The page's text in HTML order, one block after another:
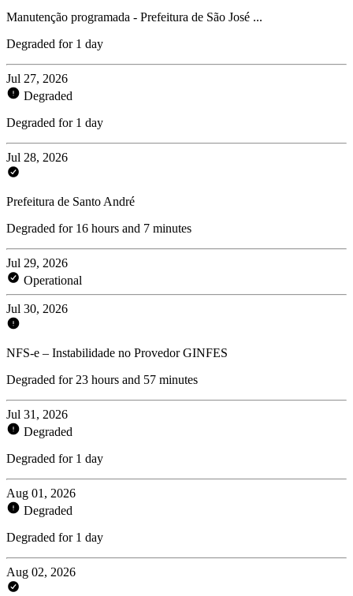
Manutenção programada - Prefeitura de São José ...
Degraded for 1 day
Jul 27, 2026
Degraded
Degraded for 1 day
Jul 28, 2026
Prefeitura de Santo André
Degraded for 16 hours and 7 minutes
Jul 29, 2026
Operational
Jul 30, 2026
NFS-e – Instabilidade no Provedor GINFES
Degraded for 23 hours and 57 minutes
Jul 31, 2026
Degraded
Degraded for 1 day
Aug 01, 2026
Degraded
Degraded for 1 day
Aug 02, 2026